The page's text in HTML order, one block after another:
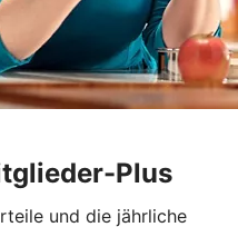
Plus
und die jährliche